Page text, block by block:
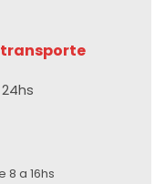
transporte
8 a 16hs